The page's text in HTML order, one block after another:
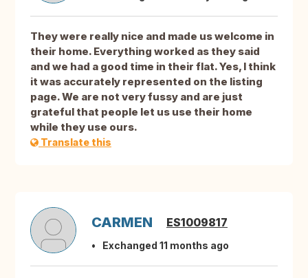
They were really nice and made us welcome in
their home. Everything worked as they said
and we had a good time in their flat. Yes, I think
it was accurately represented on the listing
page. We are not very fussy and are just
grateful that people let us use their home
while they use ours.
Translate this
CARMEN ES1009817
Exchanged 11 months ago